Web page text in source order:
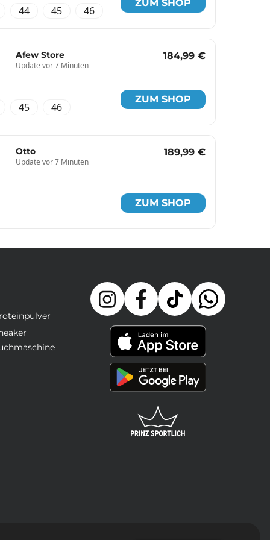
44 45 46
ZUM SHOP
Afew Store
Update vor 7 Minuten
184,99 €
45 46
ZUM SHOP
Otto
Update vor 7 Minuten
189,99 €
ZUM SHOP